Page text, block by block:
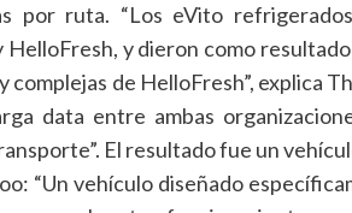
por ruta. “Los eVito
HelloFresh, y dieron como
complejas de HelloFresh”, explica
data entre ambas
El resultado fue un
“Un vehículo diseñado